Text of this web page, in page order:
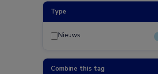
Type
Nieuws
Combine this tag